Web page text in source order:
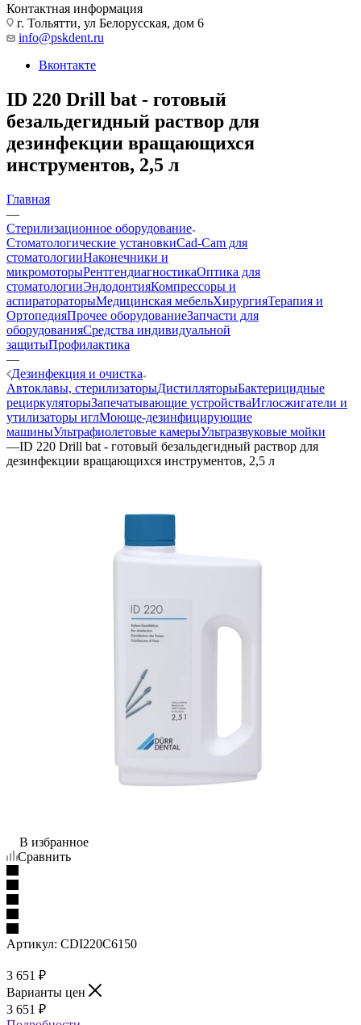
Контактная информация
г. Тольятти, ул Белорусская, дом 6
info@pskdent.ru
Вконтакте
ID 220 Drill bat - готовый
безальдегидный раствор для
дезинфекции вращающихся
инструментов, 2,5 л
Главная
—
Стерилизационное оборудование
Стоматологические установкиCad-Cam для
стоматологииНаконечники и
микромоторыРентгендиагностикаОптика для
стоматологииЭндодонтияКомпрессоры и
аспиратораторыМедицинская мебельХирургияТерапия и
ОртопедияПрочее оборудованиеЗапчасти для
оборудованияСредства индивидуальной
защитыПрофилактика
—
Дезинфекция и очистка
Автоклавы, стерилизаторыДистилляторыБактерицидные
рециркуляторыЗапечатывающие устройстваИглосжигатели и
утилизаторы иглМоюще-дезинфицирующие
машиныУльтрафиолетовые камерыУльтразвуковые мойки
—ID 220 Drill bat - готовый безальдегидный раствор для
дезинфекции вращающихся инструментов, 2,5 л
В избранное
Сравнить
Артикул: CDI220C6150
3 651 ₽
Варианты цен
3 651 ₽